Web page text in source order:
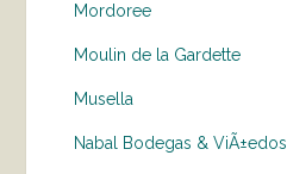
Mordoree
Moulin de la Gardette
Musella
Nabal Bodegas & ViÃ±edos